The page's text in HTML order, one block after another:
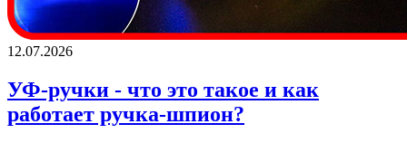
12.07.2026
УФ-ручки - что это такое и как
работает ручка-шпион?